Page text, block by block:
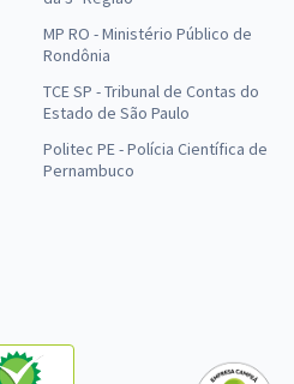
MP RO - Ministério Público de
Rondônia
TCE SP - Tribunal de Contas do
Estado de São Paulo
Politec PE - Polícia Científica de
Pernambuco